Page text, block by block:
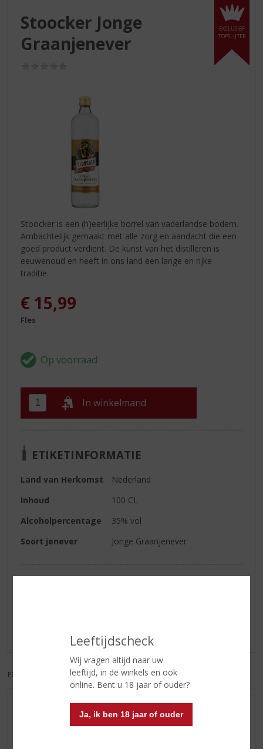
Leeftijdscheck
Wij vragen altijd naar uw
leeftijd, in de winkels en ook
online. Bent u 18 jaar of ouder?
Ja, ik ben 18 jaar of ouder
EXCLUSIEF
TOPSLIJTER
Stoocker Jonge
Graanjenever
Stoocker is een (h)eerlijke borrel van vaderlandse bodem.
Ambachtelijk gemaakt met alle zorg en aandacht die een
goed product verdient. De kunst van het distilleren is
eeuwenoud en heeft in ons land een lange en rijke
traditie.
€ 15,99
Fles
In winkelmand
ETIKETINFORMATIE
Land van Herkomst
Nederland
Inhoud
100 CL
Alcoholpercentage
35% vol
Soort jenever
Jonge Graanjenever
Er zijn nog geen reviews geplaatst voor dit product
EXCL. BTW INCL. BTW
WIJN VAN DE MAAND